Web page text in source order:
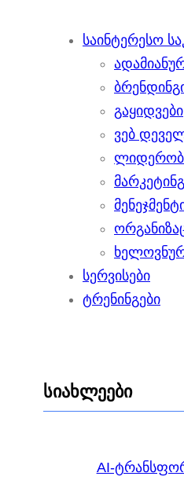
საინტერესო
გაყიდვები
ვებ
სერვისები
ტრენინგები
სიახლეები
AI-